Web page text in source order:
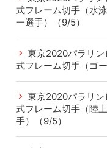
式フレーム切手（水
一選手）（9/5）
東京2020パラリ
式フレーム切手（ゴ
東京2020パラリ
式フレーム切手（陸
手）（9/5）